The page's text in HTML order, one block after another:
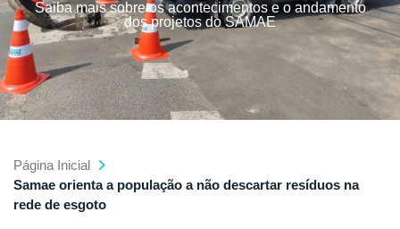
Saiba mais sobre os acontecimentos e o andamento
dos projetos do SAMAE
Página Inicial
Samae orienta a população a não descartar resíduos na
rede de esgoto